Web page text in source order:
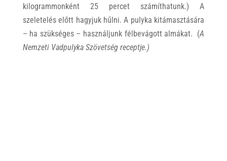
kilogrammonként 25 percet számíthatunk.) A
szeletelés előtt hagyjuk hűlni. A pulyka kitámasztására
– ha szükséges – használjunk félbevágott almákat. (A
Nemzeti Vadpulyka Szövetség receptje.)